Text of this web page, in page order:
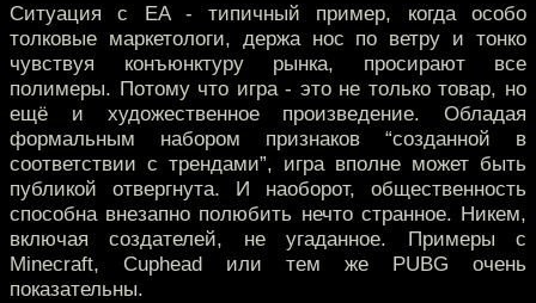
Ситуация с EA - типичный пример, когда особо
толковые маркетологи, держа нос по ветру и тонко
чувствуя конъюнктуру рынка, просирают все
полимеры. Потому что игра - это не только товар, но
ещё и художественное произведение. Обладая
формальным набором признаков “созданной в
соответствии с трендами”, игра вполне может быть
публикой отвергнута. И наоборот, общественность
способна внезапно полюбить нечто странное. Никем,
включая создателей, не угаданное. Примеры с
Minecraft, Cuphead или тем же PUBG очень
показательны.